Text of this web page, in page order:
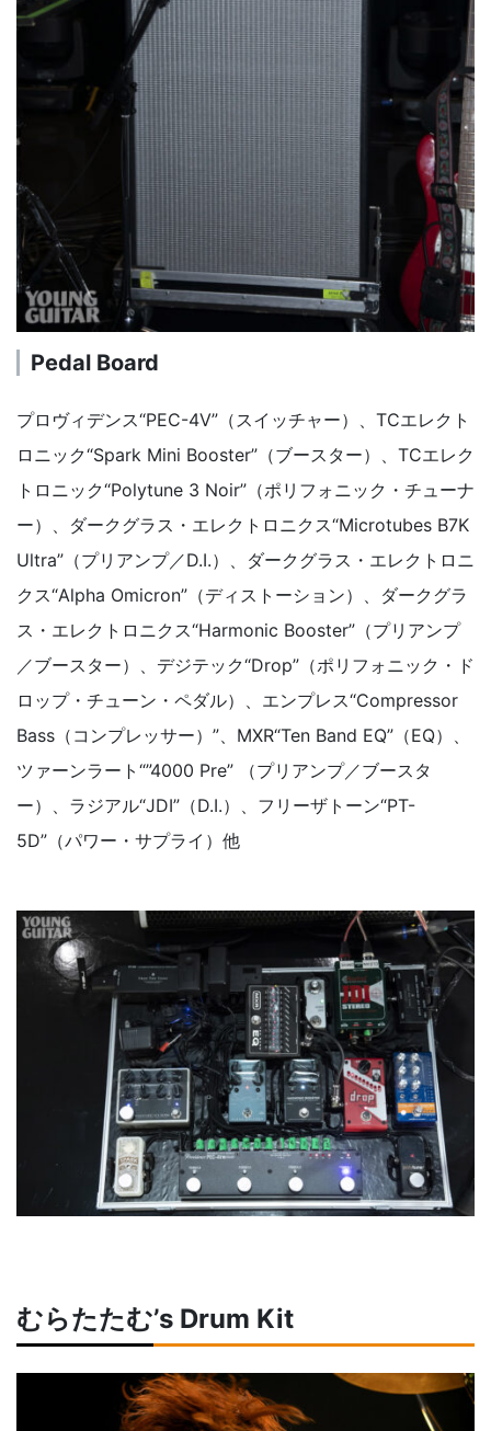
Pedal Board
プロヴィデンス“PEC-4V”（スイッチャー）、TCエレクト
ロニック“Spark Mini Booster”（ブースター）、TCエレク
トロニック“Polytune 3 Noir”（ポリフォニック・チューナ
ー）、ダークグラス・エレクトロニクス“Microtubes B7K
Ultra”（プリアンプ／D.I.）、ダークグラス・エレクトロニ
クス“Alpha Omicron”（ディストーション）、ダークグラ
ス・エレクトロニクス“Harmonic Booster”（プリアンプ
／ブースター）、デジテック“Drop”（ポリフォニック・ド
ロップ・チューン・ペダル）、エンプレス“Compressor
Bass（コンプレッサー）”、MXR“Ten Band EQ”（EQ）、
ツァーンラート“”4000 Pre” （プリアンプ／ブースタ
ー）、ラジアル“JDI”（D.I.）、フリーザトーン“PT-
5D”（パワー・サプライ）他
むらたたむ’s Drum Kit